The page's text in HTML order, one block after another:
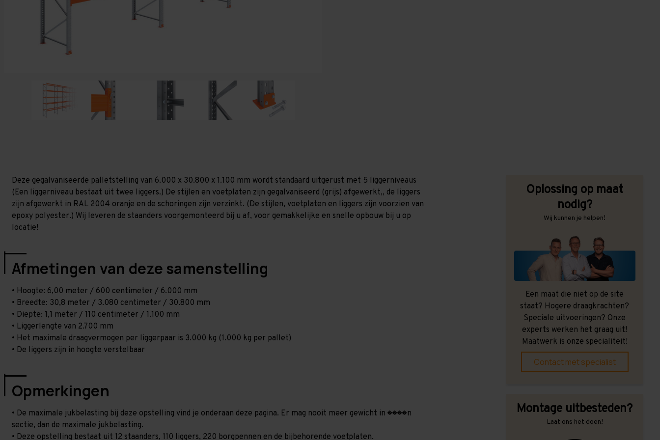
Deze gegalvaniseerde palletstelling van 6.000 x 30.800 x 1.100 mm wordt standaard uitgerust met 5 liggerniveaus
(Een liggerniveau bestaat uit twee liggers.) De stijlen en voetplaten zijn gegalvaniseerd (grijs) afgewerkt,, de liggers
zijn afgewerkt in RAL 2004 oranje en de schoringen zijn verzinkt. (De stijlen, voetplaten en liggers zijn voorzien van
epoxy polyester.) Wij leveren de staanders voorgemonteerd bij u af, voor gemakkelijke en snelle opbouw bij u op
locatie!
Afmetingen van deze samenstelling
• Hoogte: 6,00 meter / 600 centimeter / 6.000 mm
• Breedte: 30,8 meter / 3.080 centimeter / 30.800 mm
• Diepte: 1,1 meter / 110 centimeter / 1.100 mm
• Liggerlengte van 2.700 mm
• Het maximale draagvermogen per liggerpaar is 3.000 kg (1.000 kg per pallet)
• De liggers zijn in hoogte verstelbaar
Opmerkingen
• De maximale jukbelasting bij deze opstelling vind je onderaan deze pagina. Er mag nooit meer gewicht in ����n
sectie, dan de maximale jukbelasting.
• Deze opstelling bestaat uit 12 staanders, 110 liggers, 220 borgpennen en de bijbehorende voetplaten.
Oplossing op maat
nodig?
Wij kunnen je helpen!
Een maat die niet op de site
staat? Hogere draagkrachten?
Speciale uitvoeringen? Onze
experts werken het graag uit!
Maatwerk is onze specialiteit!
Contact met specialist
Montage uitbesteden?
Laat ons het doen!